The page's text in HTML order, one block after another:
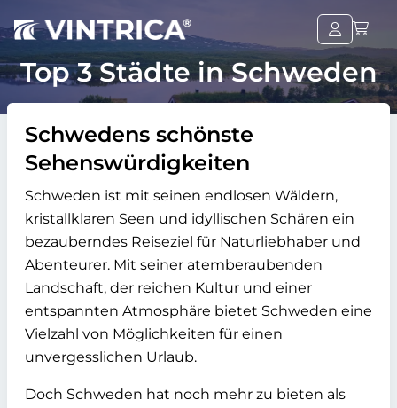
Top 3 Städte in Schweden
Schwedens schönste
Sehenswürdigkeiten
Schweden ist mit seinen endlosen Wäldern,
kristallklaren Seen und idyllischen Schären ein
bezauberndes Reiseziel für Naturliebhaber und
Abenteurer. Mit seiner atemberaubenden
Landschaft, der reichen Kultur und einer
entspannten Atmosphäre bietet Schweden eine
Vielzahl von Möglichkeiten für einen
unvergesslichen Urlaub.
Doch Schweden hat noch mehr zu bieten als